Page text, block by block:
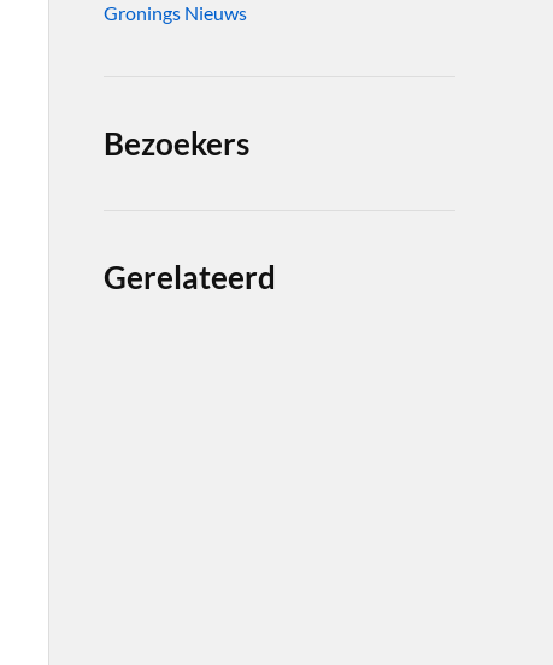
Gronings Nieuws
Bezoekers
Gerelateerd